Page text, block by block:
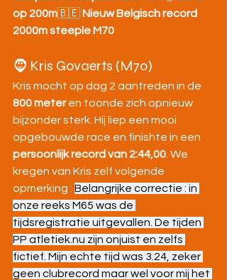
op 200m🇧🇪 Nieuw Belgisch record
2000m steeple M70
🧔 Kris Govaerts (M70)
Kris mocht op dag 2 aantreden in de
800 meter en toonde zich opnieuw
bijzonder sterk. Hij liep een mooi
opgebouwde race en finishte in een
persoonlijk record van 2:44,00 . We
kregen van Kris zelf volgende
opmerking : Belangrijke correctie : in
onze reeks M65 was de
tijdsregistratie uitgevallen. De tijden
PP atletiek.nu zijn onjuist en zelfs
fictief. Mijn echte tijd was 3.24, zeker
geen clubrecord maar wel voor mij het